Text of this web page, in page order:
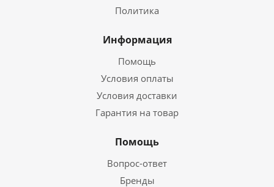
Политика
Информация
Помощь
Условия оплаты
Условия доставки
Гарантия на товар
Помощь
Вопрос-ответ
Бренды